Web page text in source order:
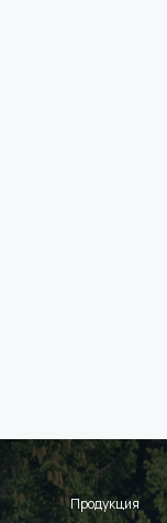
Продукция